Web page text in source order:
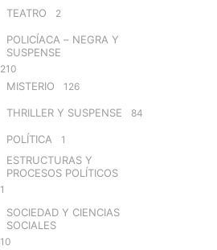
TEATRO 2
POLICÍACA – NEGRA Y
SUSPENSE
210
MISTERIO 126
THRILLER Y SUSPENSE 84
POLÍTICA 1
ESTRUCTURAS Y
PROCESOS POLÍTICOS
1
SOCIEDAD Y CIENCIAS
SOCIALES
10